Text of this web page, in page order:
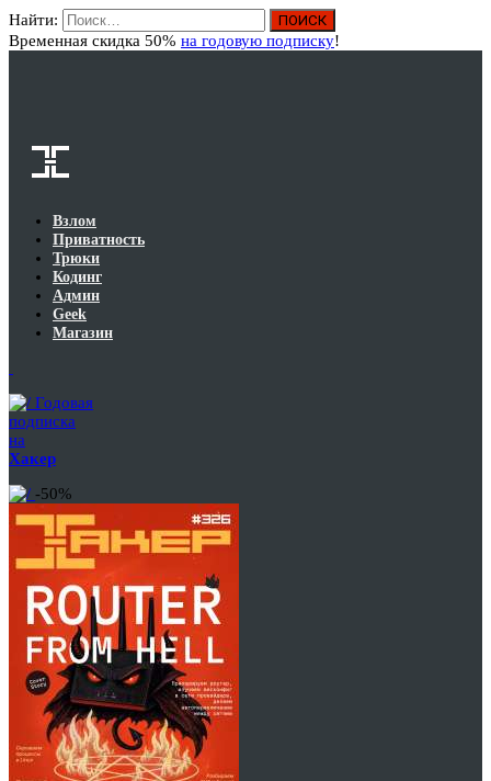
Найти:
Временная скидка 50% на годовую подписку!
Взлом
Приватность
Трюки
Кодинг
Админ
Geek
Магазин
Годовая
подписка
на
Хакер
-50%